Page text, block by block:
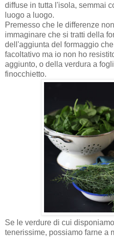
diffuse in tutta l'isola, semmai
luogo a luogo.
Premesso che le differenze
immaginare che si tratti della
dell'aggiunta del formaggio
facoltativo ma io non ho
aggiunto, o della verdura a
finocchietto.
Se le verdure di cui
tenerissime, possiamo farne a